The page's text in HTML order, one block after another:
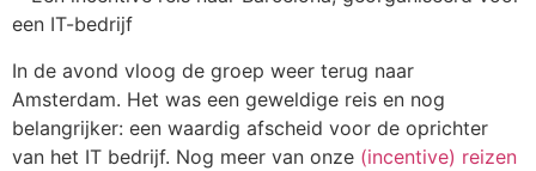
In de avond vloog de groep weer terug naar
Amsterdam. Het was een geweldige reis en nog
belangrijker: een waardig afscheid voor de oprichter
van het IT bedrijf. Nog meer van onze (incentive) reizen